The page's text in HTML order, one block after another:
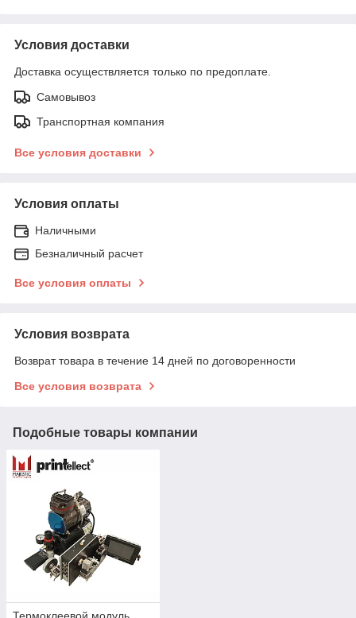
Условия доставки
Доставка осуществляется только по предоплате.
Самовывоз
Транспортная компания
Все условия доставки
Условия оплаты
Наличными
Безналичный расчет
Все условия оплаты
Условия возврата
Возврат товара в течение 14 дней по договоренности
Все условия возврата
Подобные товары компании